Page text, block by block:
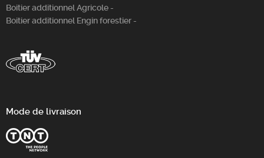
Boitier additionnel Agricole -
Boitier additionnel Engin forestier -
Mode de livraison